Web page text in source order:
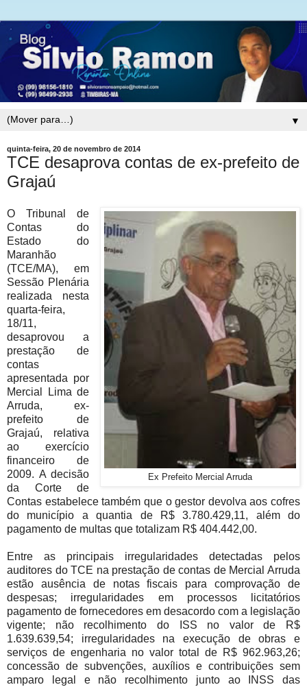
▼
quinta-feira, 20 de novembro de 2014
TCE desaprova contas de ex-prefeito de
Grajaú
Ex Prefeito Mercial Arruda
O Tribunal de
Contas do
Estado do
Maranhão
(TCE/MA), em
Sessão Plenária
realizada nesta
quarta-feira,
18/11,
desaprovou a
prestação de
contas
apresentada por
Mercial Lima de
Arruda, ex-
prefeito de
Grajaú, relativa
ao exercício
financeiro de
2009. A decisão
da Corte de
Contas estabelece também que o gestor devolva aos cofres
do município a quantia de R$ 3.780.429,11, além do
pagamento de multas que totalizam R$ 404.442,00.
Entre as principais irregularidades detectadas pelos
auditores do TCE na prestação de contas de Mercial Arruda
estão ausência de notas fiscais para comprovação de
despesas; irregularidades em processos licitatórios
pagamento de fornecedores em desacordo com a legislação
vigente; não recolhimento do ISS no valor de R$
1.639.639,54; irregularidades na execução de obras e
serviços de engenharia no valor total de R$ 962.963,26;
concessão de subvenções, auxílios e contribuições sem
amparo legal e não recolhimento junto ao INSS das